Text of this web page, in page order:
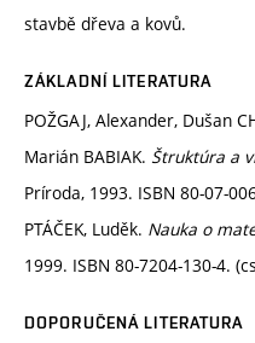
stavbě dřeva a kovů.
ZÁKLADNÍ LITERATURA
POŽGAJ, Alexander, Dušan
Marián BABIAK. Štruktúra a
Príroda, 1993. ISBN 80-07-
PTÁČEK, Luděk. Nauka o
1999. ISBN 80-7204-130-4.
DOPORUČENÁ LITERATURA